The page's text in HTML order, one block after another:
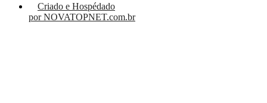
Criado e Hospédado
por NOVATOPNET.com.br